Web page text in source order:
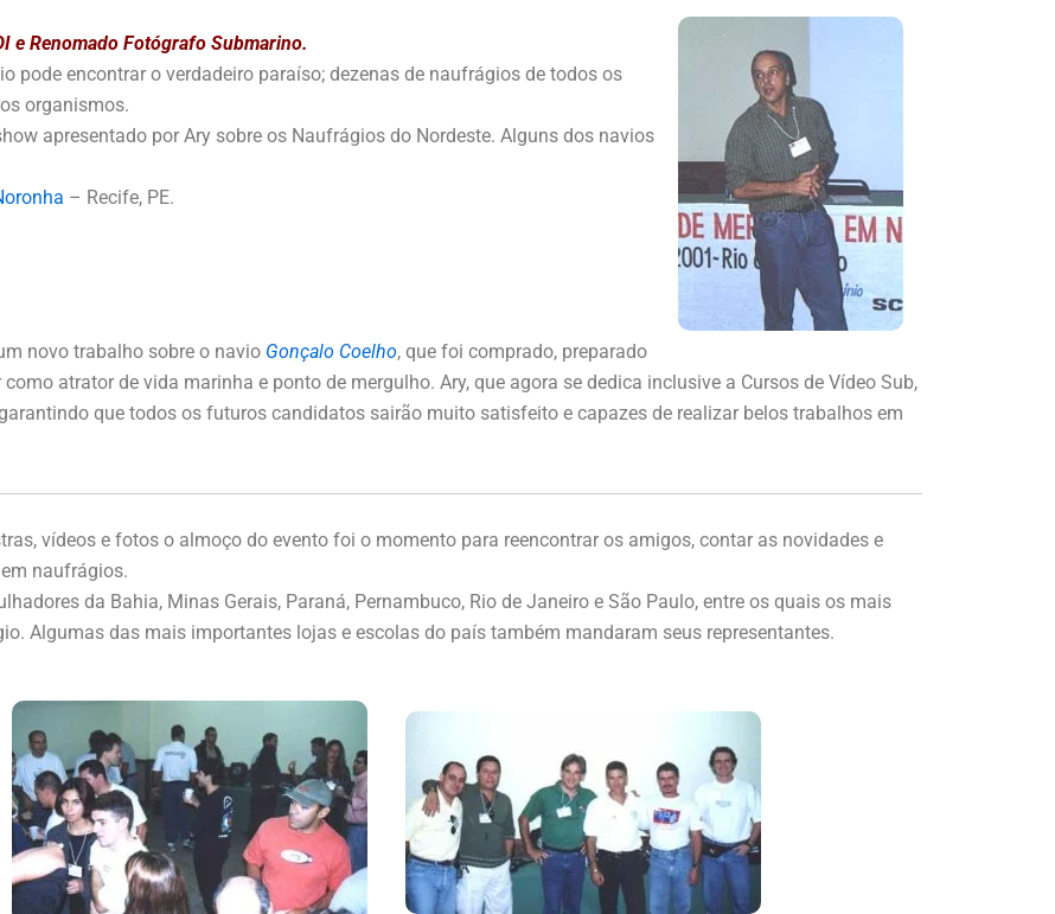
e Renomado Fotógrafo Submarino.
pode encontrar o verdadeiro paraíso; dezenas de naufrágios de todos os
organismos.
apresentado por Ary sobre os Naufrágios do Nordeste. Alguns dos navios
– Recife, PE.
novo trabalho sobre o navio Gonçalo Coelho, que foi comprado, preparado
atrator de vida marinha e ponto de mergulho. Ary, que agora se dedica inclusive a Cursos de Vídeo Sub,
que todos os futuros candidatos sairão muito satisfeito e capazes de realizar belos trabalhos em
vídeos e fotos o almoço do evento foi o momento para reencontrar os amigos, contar as novidades e
naufrágios.
da Bahia, Minas Gerais, Paraná, Pernambuco, Rio de Janeiro e São Paulo, entre os quais os mais
Algumas das mais importantes lojas e escolas do país também mandaram seus representantes.